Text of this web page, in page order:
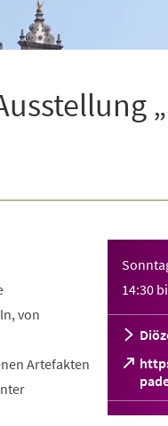
14:30
(Öffnet
in
von
Artefakten